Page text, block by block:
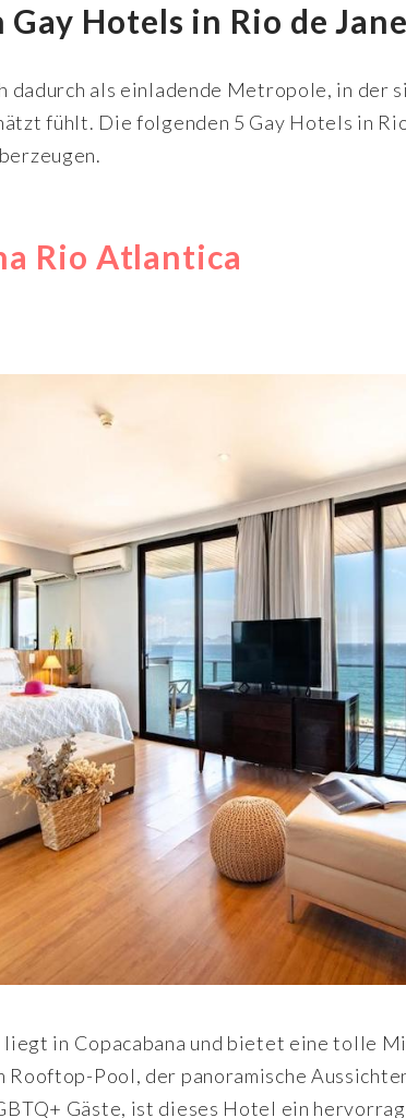
Gay Hotels in Rio de
dadurch als einladende Metropole, in der
fühlt. Die folgenden 5 Gay Hotels in
Rio Atlantica
in Copacabana und bietet eine tolle
Pool, der panoramische
Gäste, ist dieses Hotel ein